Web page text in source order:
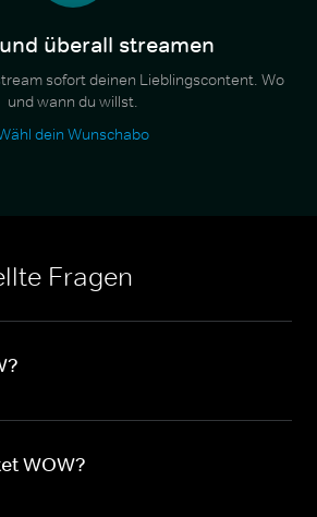
überall streamen
sofort deinen Lieblingscontent. Wo
und wann du willst.
dein Wunschabo
Fragen
WOW?